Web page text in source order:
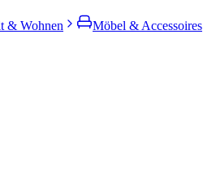
& Wohnen Möbel & Accessoires